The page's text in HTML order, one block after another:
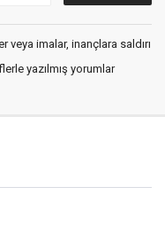
imalar, inançlara saldırı
yazılmış yorumlar